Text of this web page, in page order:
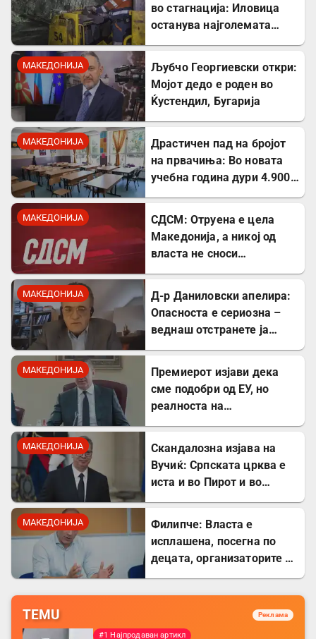
во стагнација: Иловица
останува најголемата
МАКЕДОНИЈА
Љубчо Георгиевски откри:
Мојот дедо е роден во
Ќустендил, Бугарија
МАКЕДОНИЈА
Драстичен пад на бројот
на првачиња: Во новата
учебна година дури 4.900
МАКЕДОНИЈА
СДСМ: Отруена е цела
Македонија, а никој од
власта не сноси
МАКЕДОНИЈА
Д-р Даниловски апелира:
Опасноста е сериозна –
веднаш отстранете ја
западнонилска треска!
МАКЕДОНИЈА
Премиерот изјави дека
сме подобри од ЕУ, но
реалноста на
МАКЕДОНИЈА
Скандалозна изјава на
Вучиќ: Српската црква е
иста и во Пирот и во
МАКЕДОНИЈА
Филипче: Власта е
исплашена, посегна по
децата, организаторите и
TEMU Реклама
#1 Најпродаван артикл